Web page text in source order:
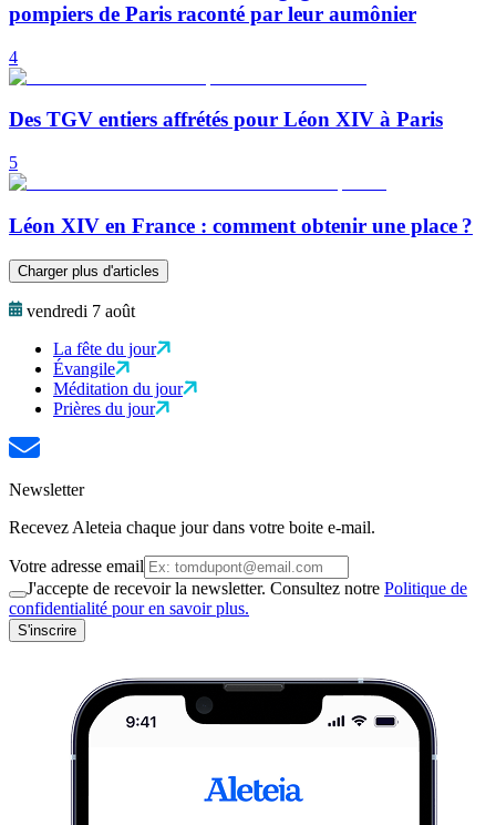
pompiers de Paris raconté par leur aumônier
4
Des TGV entiers affrétés pour Léon XIV à Paris
5
Léon XIV en France : comment obtenir une place ?
Charger plus d'articles
vendredi 7 août
La fête du jour
Évangile
Méditation du jour
Prières du jour
Newsletter
Recevez Aleteia chaque jour dans votre boite e-mail.
Votre adresse email
J'accepte de recevoir la newsletter. Consultez notre Politique de
confidentialité pour en savoir plus.
S'inscrire